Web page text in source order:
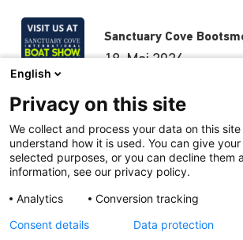
Sanctuary Cove
18. Mai 2026
Hutchwilco-
8. Mai 2026
Aktualisierte Hella
31. März 2026
English
Privacy on this site
We collect and process your data on this
understand how it is used. You can give
selected purposes, or you can decline them
information, see our privacy policy.
Analytics
Conversion tracking
Consent details Data protection